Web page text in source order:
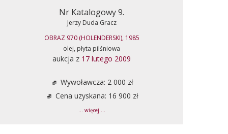
Nr Katalogowy 9.
Jerzy Duda Gracz
OBRAZ 970 (HOLENDERSKI), 1985
olej, płyta pilśniowa
aukcja z 17 lutego 2009
Wywoławcza: 2 000 zł
Cena uzyskana: 16 900 zł
... więcej ...